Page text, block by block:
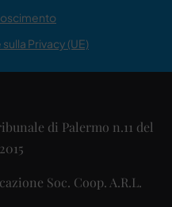
Privacy (UE)
di Palermo n.11 del
Soc. Coop. A.R.L.